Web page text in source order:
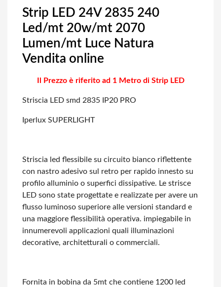
Strip LED 24V 2835 240
Led/mt 20w/mt 2070
Lumen/mt Luce Natura
Vendita online
Il Prezzo è riferito ad 1 Metro di Strip LED
Striscia LED smd 2835 IP20 PRO
Iperlux SUPERLIGHT
Striscia led flessibile su circuito bianco riflettente
con nastro adesivo sul retro per rapido innesto su
profilo alluminio o superfici dissipative. Le strisce
LED sono state progettate e realizzate per avere un
flusso luminoso superiore alle versioni standard e
una maggiore flessibilità operativa. impiegabile in
innumerevoli applicazioni quali illuminazioni
decorative, architetturali o commerciali.
Fornita in bobina da 5mt che contiene 1200 led